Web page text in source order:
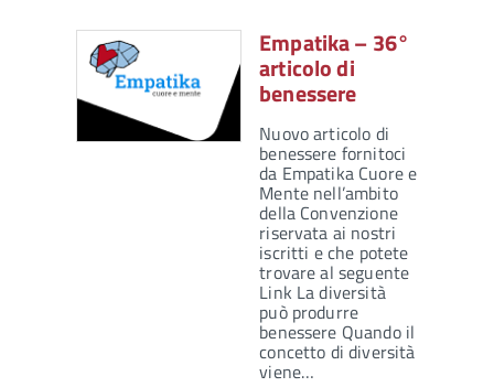
Empatika – 36°
articolo di
benessere
Nuovo articolo di
benessere fornitoci
da Empatika Cuore e
Mente nell’ambito
della Convenzione
riservata ai nostri
iscritti e che potete
trovare al seguente
Link La diversità
può produrre
benessere Quando il
concetto di diversità
viene…